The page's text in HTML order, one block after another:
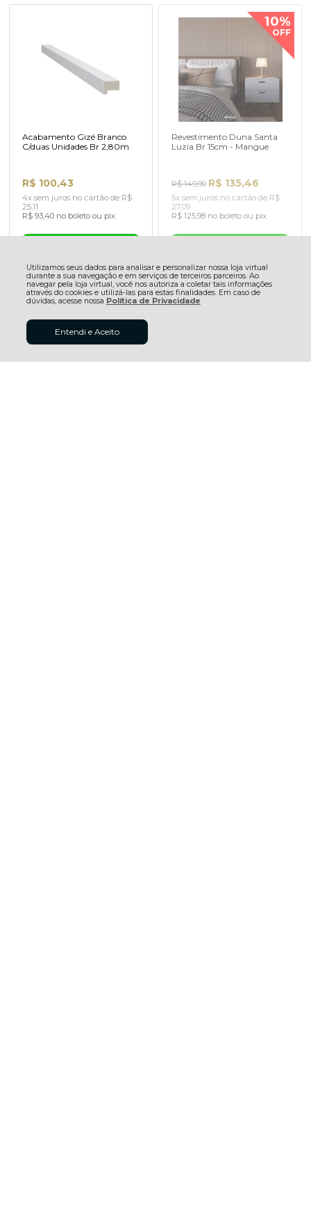
Utilizamos seus dados para analisar e personalizar nossa loja virtual
durante a sua navegação e em serviços de terceiros parceiros. Ao
navegar pela loja virtual, você nos autoriza a coletar tais informações
através do cookies e utilizá-las para estas finalidades. Em caso de
dúvidas, acesse nossa Política de Privacidade
Entendi e Aceito
Acabamento Gizé Branco
C/duas Unidades Br 2,80m
R$ 100,43
4x sem juros no cartão de R$
25,11
R$ 93,40 no boleto ou pix
10%
OFF
Revestimento Duna Santa
Luzia Br 15cm - Mangue
R$ 149,90 R$ 135,46
5x sem juros no cartão de R$
27,09
R$ 125,98 no boleto ou pix
R$ 79,52
à vista no boleto ou pix
(7% Desconto)